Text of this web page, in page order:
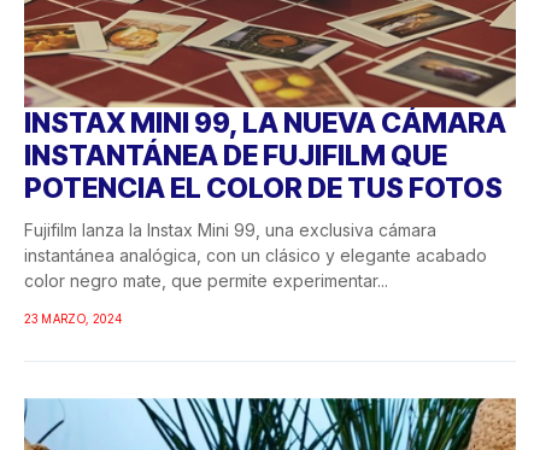
INSTAX MINI 99, LA NUEVA CÁMARA
INSTANTÁNEA DE FUJIFILM QUE
POTENCIA EL COLOR DE TUS FOTOS
Fujifilm lanza la Instax Mini 99, una exclusiva cámara
instantánea analógica, con un clásico y elegante acabado
color negro mate, que permite experimentar...
23 MARZO, 2024